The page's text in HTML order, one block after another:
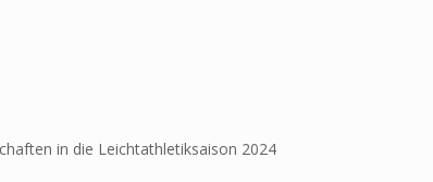
in die Leichtathletiksaison 2024